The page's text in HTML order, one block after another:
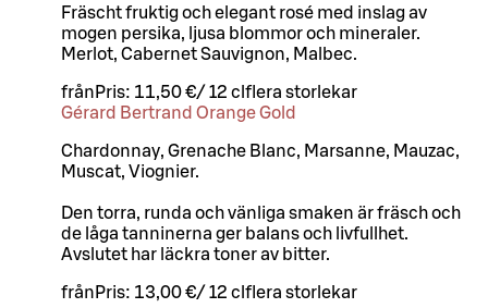
Fräscht fruktig och elegant rosé med inslag av
mogen persika, ljusa blommor och mineraler.
Merlot, Cabernet Sauvignon, Malbec.
från Pris: 11,50 €/ 12 cl flera storlekar
Gérard Bertrand Orange Gold
Chardonnay, Grenache Blanc, Marsanne, Mauzac,
Muscat, Viognier.
Den torra, runda och vänliga smaken är fräsch och
de låga tanninerna ger balans och livfullhet.
Avslutet har läckra toner av bitter.
från Pris: 13,00 €/ 12 cl flera storlekar